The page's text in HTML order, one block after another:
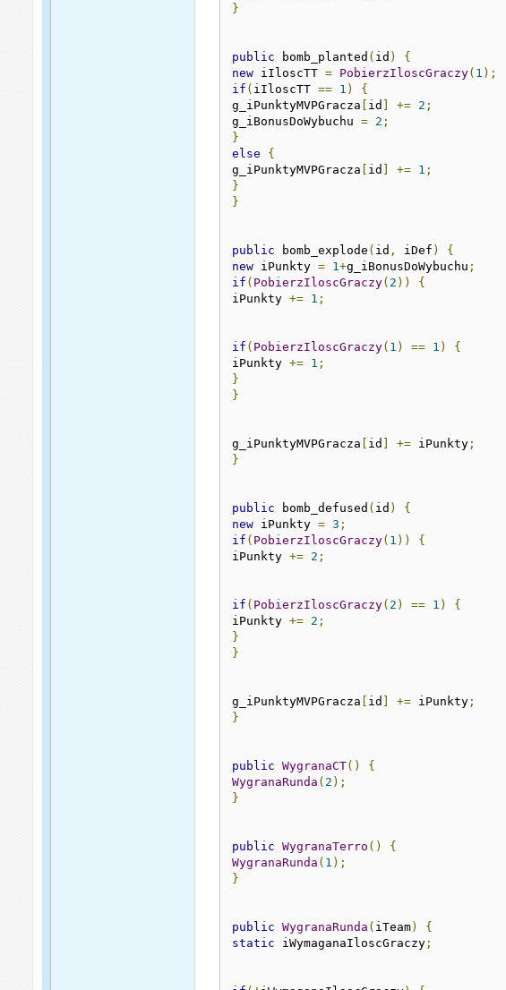
}
public bomb_planted ( id )
{
new iIloscTT = PobierzIloscGraczy( 1 );
if ( iIloscTT == 1 )
{
g_iPunktyMVPGracza [ id ] += 2 ;
g_iBonusDoWybuchu = 2 ;
}
else
{
g_iPunktyMVPGracza [ id ] += 1 ;
}
}
public bomb_explode ( id , iDef )
{
new iPunkty = 1+g_iBonusDoWybuchu ;
if ( PobierzIloscGraczy( 2 ))
{
iPunkty += 1 ;
if ( PobierzIloscGraczy( 1 ) == 1 )
{
iPunkty += 1 ;
}
}
g_iPunktyMVPGracza [ id ] += iPunkty ;
}
public bomb_defused ( id )
{
new iPunkty = 3 ;
if ( PobierzIloscGraczy( 1 ))
{
iPunkty += 2 ;
if ( PobierzIloscGraczy( 2 ) == 1 )
{
iPunkty += 2 ;
}
}
g_iPunktyMVPGracza [ id ] += iPunkty ;
}
public WygranaCT()
{
WygranaRunda ( 2 );
}
public WygranaTerro ()
{
WygranaRunda ( 1 );
}
public WygranaRunda ( iTeam)
{
static iWymaganaIloscGraczy ;